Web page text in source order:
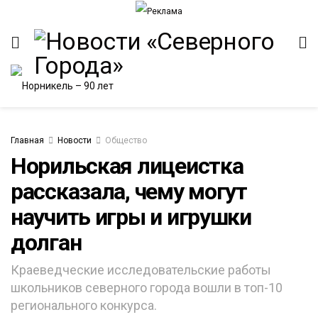
Главная Новости Общество
Норильская лицеистка
рассказала, чему могут
научить игры и игрушки
долган
Краеведческие исследовательские работы
школьников северного города вошли в топ-10
регионального конкурса.